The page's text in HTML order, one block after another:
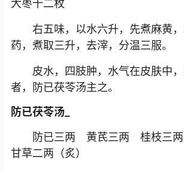
大枣十二枚
右五味，以水六升，先煮麻黄
药，煮取三升，去滓，分温三服。
皮水，四肢肿，水气在皮肤中
者，防已茯苓汤主之。
防已茯苓汤_
防已三两 黄芪三两 桂枝三
甘草二两（炙）